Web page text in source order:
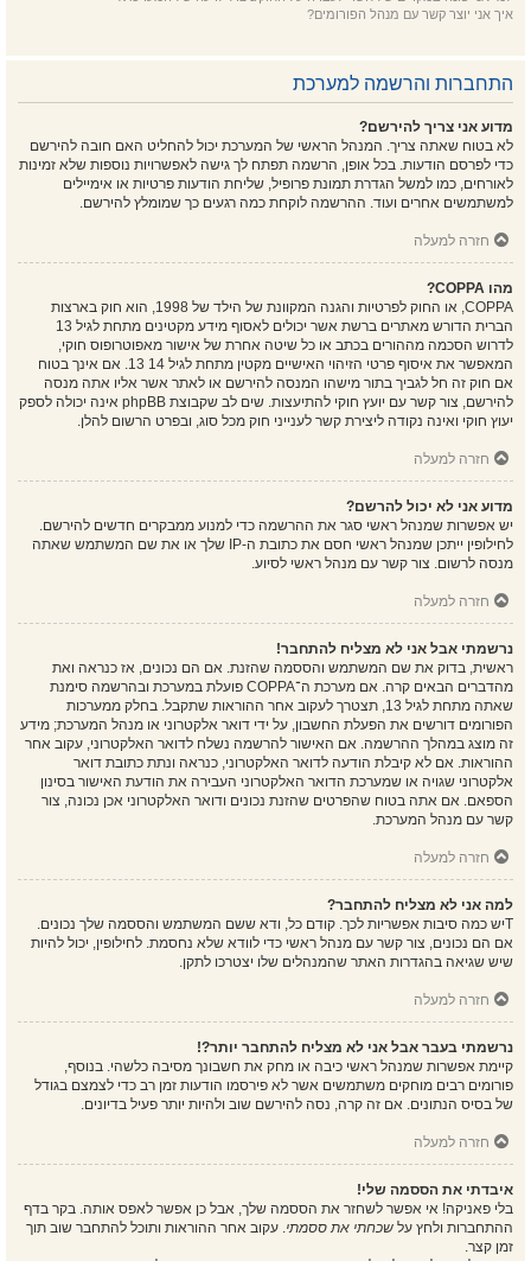
איך אני יוצר קשר עם מנהל הפורומים?
התחברות והרשמה למערכת
מדוע אני צריך להירשם?
לא בטוח שאתה צריך. המנהל הראשי של המערכת יכול להחליט האם חובה להירשם
כדי לפרסם הודעות. בכל אופן, הרשמה תפתח לך גישה לאפשרויות נוספות שלא זמינות
לאורחים, כמו למשל הגדרת תמונת פרופיל, שליחת הודעות פרטיות או אימיילים
למשתמשים אחרים ועוד. ההרשמה לוקחת כמה רגעים כך שמומלץ להירשם.
חזרה למעלה
מהו COPPA?
COPPA, או החוק לפרטיות והגנה המקוונת של הילד של 1998, הוא חוק בארצות
הברית הדורש מאתרים ברשת אשר יכולים לאסוף מידע מקטינים מתחת לגיל 13
לדרוש הסכמה מההורים בכתב או כל שיטה אחרת של אישור מאפוטרופוס חוקי,
המאפשר את איסוף פרטי הזיהוי האישיים מקטין מתחת לגיל 14 13. אם אינך בטוח
אם חוק זה חל לגביך בתור מישהו המנסה להירשם או לאתר אשר אליו אתה מנסה
להירשם, צור קשר עם יועץ חוקי להתיעצות. שים לב שקבוצת phpBB אינה יכולה לספק
יעוץ חוקי ואינה נקודה ליצירת קשר לענייני חוק מכל סוג, ובפרט הרשום להלן.
חזרה למעלה
מדוע אני לא יכול להרשם?
יש אפשרות שמנהל ראשי סגר את ההרשמה כדי למנוע ממבקרים חדשים להירשם.
לחילופין ייתכן שמנהל ראשי חסם את כתובת ה-IP שלך או את שם המשתמש שאתה
מנסה לרשום. צור קשר עם מנהל ראשי לסיוע.
חזרה למעלה
נרשמתי אבל אני לא מצליח להתחבר!
ראשית, בדוק את שם המשתמש והססמה שהזנת. אם הם נכונים, אז כנראה ואת
מהדברים הבאים קרה. אם מערכת ה־COPPA פועלת במערכת ובהרשמה סימנת
שאתה מתחת לגיל 13, תצטרך לעקוב אחר ההוראות שתקבל. בחלק ממערכות
הפורומים דורשים את הפעלת החשבון, על ידי דואר אלקטרוני או מנהל המערכת; מידע
זה מוצג במהלך ההרשמה. אם האישור להרשמה נשלח לדואר האלקטרוני, עקוב אחר
ההוראות. אם לא קיבלת הודעה לדואר האלקטרוני, כנראה ונתת כתובת דואר
אלקטרוני שגויה או שמערכת הדואר האלקטרוני העבירה את הודעת האישור בסינון
הספאם. אם אתה בטוח שהפרטים שהזנת נכונים ודואר האלקטרוני אכן נכונה, צור
קשר עם מנהל המערכת.
חזרה למעלה
למה אני לא מצליח להתחבר?
Tיש כמה סיבות אפשריות לכך. קודם כל, ודא ששם המשתמש והססמה שלך נכונים.
אם הם נכונים, צור קשר עם מנהל ראשי כדי לוודא שלא נחסמת. לחילופין, יכול להיות
שיש שגיאה בהגדרות האתר שהמנהלים שלו יצטרכו לתקן.
חזרה למעלה
נרשמתי בעבר אבל אני לא מצליח להתחבר יותר?!
קיימת אפשרות שמנהל ראשי כיבה או מחק את חשבונך מסיבה כלשהי. בנוסף,
פורומים רבים מוחקים משתמשים אשר לא פירסמו הודעות זמן רב כדי לצמצם בגודל
של בסיס הנתונים. אם זה קרה, נסה להירשם שוב ולהיות יותר פעיל בדיונים.
חזרה למעלה
איבדתי את הססמה שלי!
בלי פאניקה! אי אפשר לשחזר את הססמה שלך, אבל כן אפשר לאפס אותה. בקר בדף
ההתחברות ולחץ על שכחתי את ססמתי. עקוב אחר ההוראות ותוכל להתחבר שוב תוך
זמן קצר.